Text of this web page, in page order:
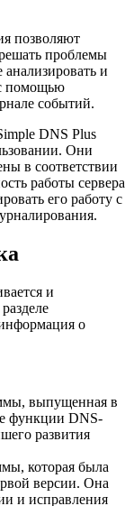
позволяют
проблемы
анализировать и
помощью
событий.
DNS Plus
Они
в соответствии
работы сервера
его работу с
и
о
выпущенная в
функции DNS-
развития
которая была
версии. Она
и исправления